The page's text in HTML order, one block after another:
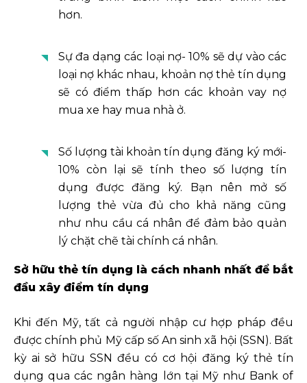
hơn.
Sự đa dạng các loại nợ- 10% sẽ dự vào các
loại nợ khác nhau, khoản nợ thẻ tín dụng
sẽ có điểm thấp hơn các khoản vay nợ
mua xe hay mua nhà ở.
Số lượng tài khoản tín dụng đăng ký mới-
10% còn lại sẽ tính theo số lượng tín
dụng được đăng ký. Bạn nên mở số
lượng thẻ vừa đủ cho khả năng cũng
như nhu cầu cá nhân để đảm bảo quản
lý chặt chẽ tài chính cá nhân.
Sở hữu thẻ tín dụng là cách nhanh nhất để bắt
đầu xây điểm tín dụng
Khi đến Mỹ, tất cả người nhập cư hợp pháp đều
được chính phủ Mỹ cấp số An sinh xã hội (SSN). Bất
kỳ ai sở hữu SSN đều có cơ hội đăng ký thẻ tín
dụng qua các ngân hàng lớn tại Mỹ như Bank of